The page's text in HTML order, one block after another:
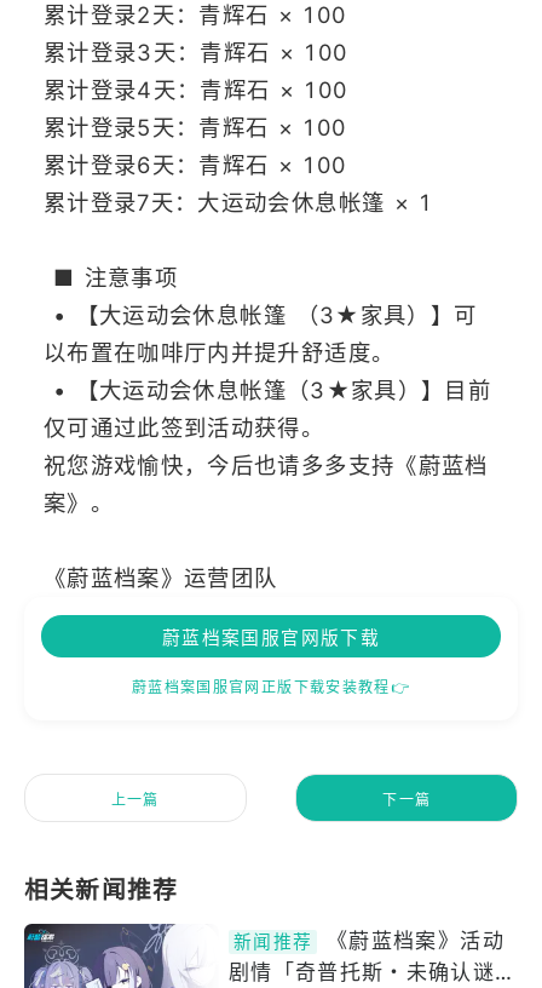
累计登录2天：青辉石 × 100
累计登录3天：青辉石 × 100
累计登录4天：青辉石 × 100
累计登录5天：青辉石 × 100
累计登录6天：青辉石 × 100
累计登录7天：大运动会休息帐篷 × 1
■ 注意事项
• 【大运动会休息帐篷 （3★家具）】可
以布置在咖啡厅内并提升舒适度。
• 【大运动会休息帐篷（3★家具）】目前
仅可通过此签到活动获得。
祝您游戏愉快，今后也请多多支持《蔚蓝档
案》。
《蔚蓝档案》运营团队
蔚蓝档案国服官网版下载
蔚蓝档案国服官网正版下载安装教程👉
上一篇 下一篇
新闻推荐
《蔚蓝档案》活动
剧情「奇普托斯・未确认谜